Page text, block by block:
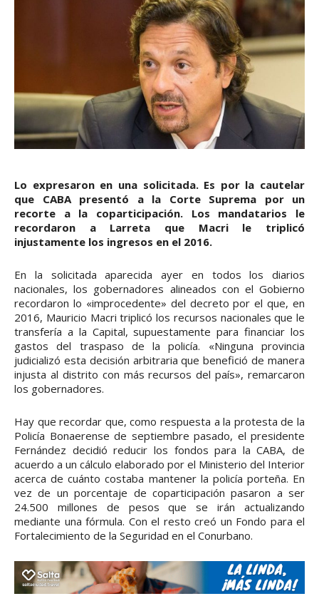
Lo expresaron en una solicitada. Es por la cautelar
que CABA presentó a la Corte Suprema por un
recorte a la coparticipación. Los mandatarios le
recordaron a Larreta que Macri le triplicó
injustamente los ingresos en el 2016.
En la solicitada aparecida ayer en todos los diarios
nacionales, los gobernadores alineados con el Gobierno
recordaron lo «improcedente» del decreto por el que, en
2016, Mauricio Macri triplicó los recursos nacionales que le
transfería a la Capital, supuestamente para financiar los
gastos del traspaso de la policía. «Ninguna provincia
judicializó esta decisión arbitraria que benefició de manera
injusta al distrito con más recursos del país», remarcaron
los gobernadores.
Hay que recordar que, como respuesta a la protesta de la
Policía Bonaerense de septiembre pasado, el presidente
Fernández decidió reducir los fondos para la CABA, de
acuerdo a un cálculo elaborado por el Ministerio del Interior
acerca de cuánto costaba mantener la policía porteña. En
vez de un porcentaje de coparticipación pasaron a ser
24.500 millones de pesos que se irán actualizando
mediante una fórmula. Con el resto creó un Fondo para el
Fortalecimiento de la Seguridad en el Conurbano.